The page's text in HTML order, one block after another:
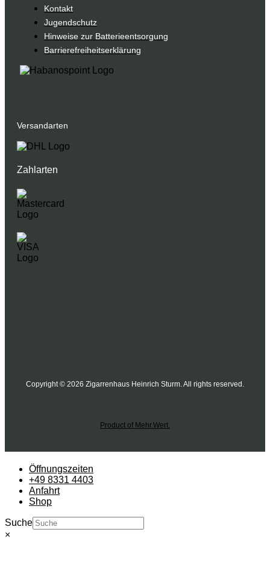
Kontakt
Jugendschutz
Hinweise zur Batterieentsorgung
Barrierefreiheitserklärung
Versandarten
Zahlarten
Copyright © 2026 Zigarrenhaus Heinrich Sturm. All rights reserved.
Product of Mehr.Wert.
Öffnungszeiten
+49 8331 4403
Anfahrt
Shop
Suche
×